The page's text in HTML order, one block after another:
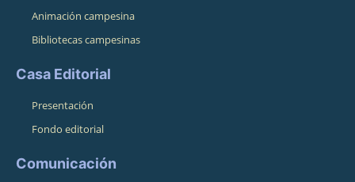
Animación campesina
Bibliotecas campesinas
Casa Editorial
Presentación
Fondo editorial
Comunicación